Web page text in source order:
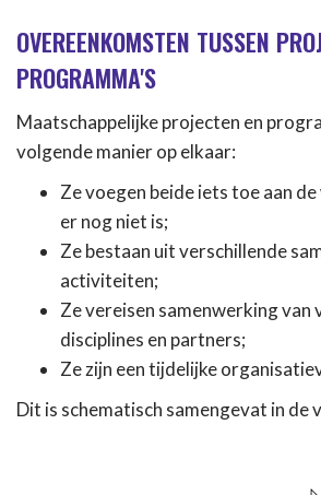
OVEREENKOMSTEN TUSSEN
PROGRAMMA'S
Maatschappelijke projecten en
volgende manier op elkaar:
Ze voegen beide iets toe aan
er nog niet is;
Ze bestaan uit verschillende
activiteiten;
Ze vereisen samenwerking van
disciplines en partners;
Ze zijn een tijdelijke
Dit is schematisch samengevat in de